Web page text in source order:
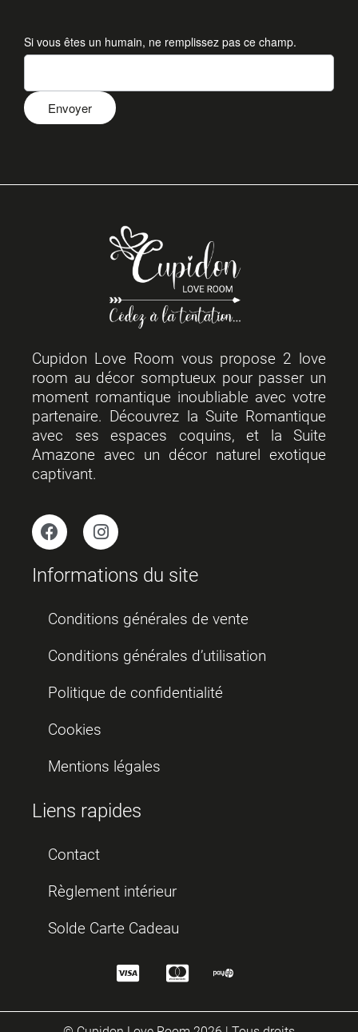
Si vous êtes un humain, ne remplissez pas ce champ.
Cupidon Love Room vous propose 2 love
room au décor somptueux pour passer un
moment romantique inoubliable avec votre
partenaire. Découvrez la Suite Romantique
avec ses espaces coquins, et la Suite
Amazone avec un décor naturel exotique
captivant.
Informations du site
Conditions générales de vente
Conditions générales d’utilisation
Politique de confidentialité
Cookies
Mentions légales
Liens rapides
Contact
Règlement intérieur
Solde Carte Cadeau